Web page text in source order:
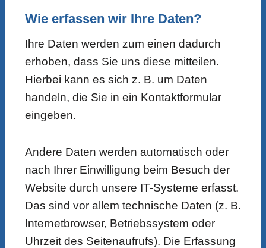
Wie erfassen wir Ihre Daten?
Ihre Daten werden zum einen dadurch
erhoben, dass Sie uns diese mitteilen.
Hierbei kann es sich z. B. um Daten
handeln, die Sie in ein Kontaktformular
eingeben.
Andere Daten werden automatisch oder
nach Ihrer Einwilligung beim Besuch der
Website durch unsere IT-Systeme erfasst.
Das sind vor allem technische Daten (z. B.
Internetbrowser, Betriebssystem oder
Uhrzeit des Seitenaufrufs). Die Erfassung